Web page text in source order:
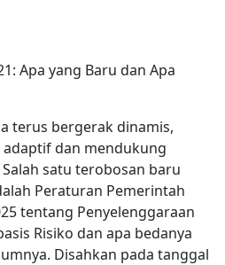
Apa yang Baru dan Apa
terus bergerak dinamis,
dan mendukung
satu terobosan baru
Peraturan Pemerintah
tentang Penyelenggaraan
Risiko dan apa bedanya
Disahkan pada tanggal